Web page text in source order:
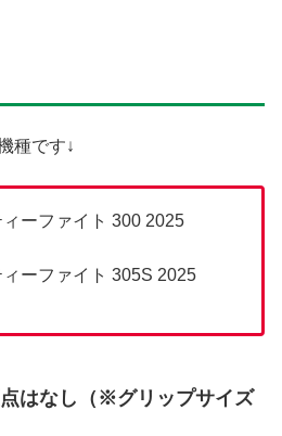
種です↓
ーファイト 300 2025
ーファイト 305S 2025
はなし（※グリップサイズ